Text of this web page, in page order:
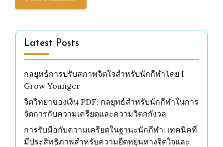
Latest Posts
กลยุทธ์การปรับสภาพจิตใจสำหรับนักกีฬาโดย I
Grow Younger
จิตวิทยาของเงิน PDF: กลยุทธ์สำหรับนักกีฬาในการ
จัดการกับความเครียดและความวิตกกังวล
การรับมือกับความเครียดในฐานะนักกีฬา: เทคนิคที่
มีประสิทธิภาพสำหรับความยืดหยุ่นทางจิตใจและ